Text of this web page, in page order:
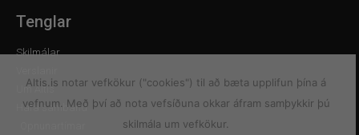
Tenglar
Skilmálar
Um Altis
Hafa samband
Altis.is notar vefkökur ("cookies") til að bæta upplifun þína á
vefnum. Með því að nota vefsíðuna okkar áfram samþykkir þú
skilmála um vefkökur.